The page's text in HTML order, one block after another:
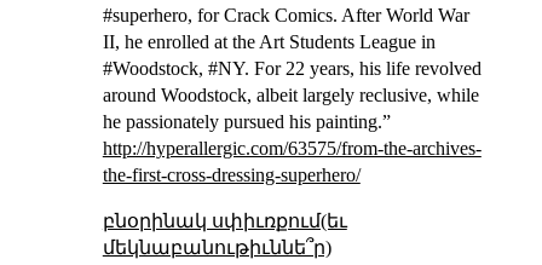
#superhero, for Crack Comics. After World War
II, he enrolled at the Art Students League in
#Woodstock, #NY. For 22 years, his life revolved
around Woodstock, albeit largely reclusive, while
he passionately pursued his painting.”
http://hyperallergic.com/63575/from-the-archives-
the-first-cross-dressing-superhero/
բնօրինակ սփիւռքում(եւ
մեկնաբանութիւննե՞ր)